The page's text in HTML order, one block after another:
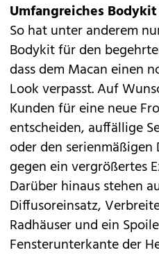
Umfangreiches Bodykit
So hat unter anderem
Bodykit für den
dass dem Macan einen
Look verpasst. Auf
Kunden für eine neue
entscheiden, auffällige
oder den
gegen ein vergrößertes
Darüber hinaus stehen
Diffusoreinsatz,
Radhäuser und ein
Fensterunterkante der